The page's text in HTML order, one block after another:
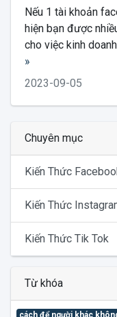
Nếu 1 tài khoản
hiện bạn được
cho việc kinh
»
2023-09-05
Chuyên mục
Kiến Thức
Kiến Thức
Kiến Thức Tik Tok
Từ khóa
cách để người khác